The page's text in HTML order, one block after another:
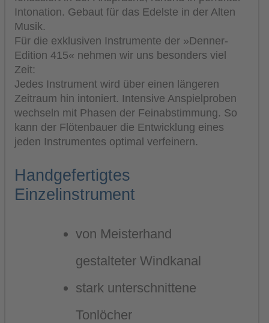
Intonation. Gebaut für das Edelste in der Alten
Musik.
Für die exklusiven Instrumente der »Denner-
Edition 415« nehmen wir uns besonders viel
Zeit:
Jedes Instrument wird über einen längeren
Zeitraum hin intoniert. Intensive Anspielproben
wechseln mit Phasen der Feinabstimmung. So
kann der Flötenbauer die Entwicklung eines
jeden Instrumentes optimal verfeinern.
Handgefertigtes
Einzelinstrument
von Meisterhand
gestalteter Windkanal
stark unterschnittene
Tonlöcher